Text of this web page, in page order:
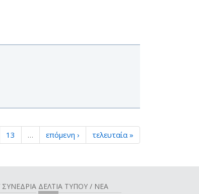
13 … επόμενη › τελευταία »
ΔΕΛΤΙΑ ΤΥΠΟΥ / ΝΕΑ